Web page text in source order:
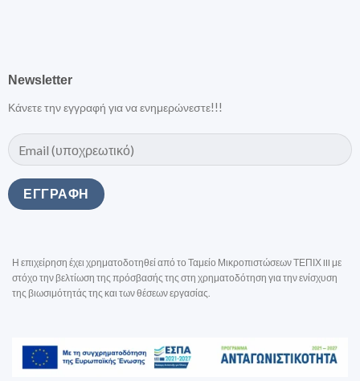
Newsletter
Κάνετε την εγγραφή για να ενημερώνεστε!!!
Η επιχείρηση έχει χρηματοδοτηθεί από το Ταμείο Μικροπιστώσεων ΤΕΠΙΧ III με
στόχο την βελτίωση της πρόσβασής της στη χρηματοδότηση για την ενίσχυση
της βιωσιμότητάς της και των θέσεων εργασίας.